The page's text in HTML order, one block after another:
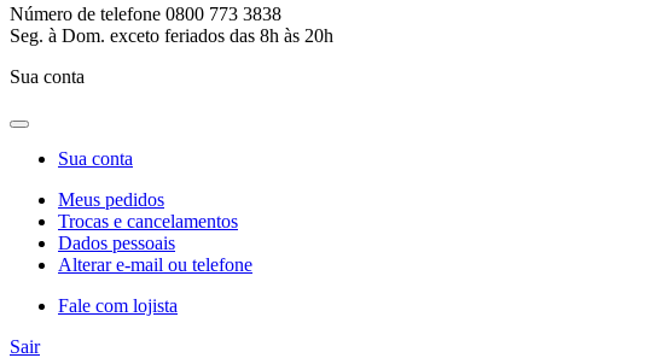
Número de telefone 0800 773 3838
Seg. à Dom. exceto feriados das 8h às 20h
Sua conta
Sua conta
Meus pedidos
Trocas e cancelamentos
Dados pessoais
Alterar e-mail ou telefone
Fale com lojista
Sair